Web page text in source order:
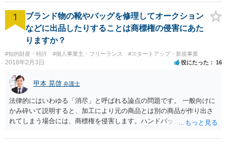
1
ブランド物の靴やバッグを修理してオークション
などに出品したりすることは商標権の侵害にあた
りますか？
#知的財産・特許 #個人事業主・フリーランス #スタートアップ・新規事業
2018年2月3日 役にたった 16
甲本 晃啓 弁護士
法律的にはいわゆる「消尽」と呼ばれる論点の問題です。 一般向けに
かみ砕いて説明すると、加工により元の商品とは別の商品が作り出さ
れてしまう場合には、商標権を侵害します。ハンドバッグをポーチに
ための加工（一般にいう修理）は、商標権を侵害しません。 商標権者